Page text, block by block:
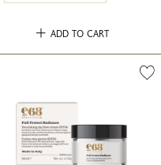
ADD TO CART